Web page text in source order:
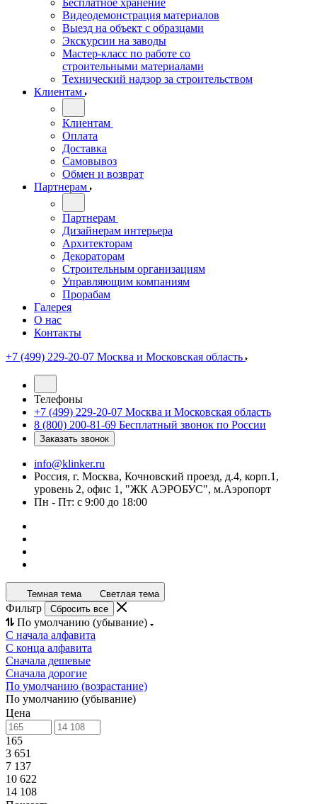
Бесплатное хранение
Видеодемонстрация материалов
Выезд на объект с образцами
Экскурсии на заводы
Мастер-класс по работе со
строительными материалами
Технический надзор за строительством
Клиентам
Клиентам
Оплата
Доставка
Самовывоз
Обмен и возврат
Партнерам
Партнерам
Дизайнерам интерьера
Архитекторам
Декораторам
Строительным организациям
Управляющим компаниям
Прорабам
Галерея
О нас
Контакты
+7 (499) 229-20-07 Москва и Московская область
Телефоны
+7 (499) 229-20-07 Москва и Московская область
8 (800) 200-81-69 Бесплатный звонок по России
Заказать звонок
info@klinker.ru
Россия, г. Москва, Кочновский проезд, д.4, корп.1,
уровень 2, офис 1, "ЖК АЭРОБУС", м.Аэропорт
Пн - Пт: с 9:00 до 18:00
Темная тема Светлая тема
Фильтр Сбросить все
По умолчанию (убывание)
С начала алфавита
С конца алфавита
Сначала дешевые
Сначала дорогие
По умолчанию (возрастание)
По умолчанию (убывание)
Цена
165
3 651
7 137
10 622
14 108